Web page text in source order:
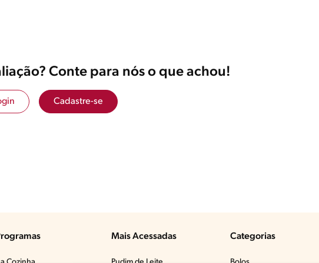
Conte para nós o que achou!
Cadastre-se
Mais Acessadas Categorias